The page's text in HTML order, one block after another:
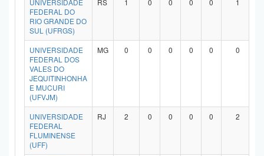
UNIVERSIDADE
FEDERAL DO
RIO GRANDE DO
SUL (UFRGS)
RS 1 0 0 0 0 1
UNIVERSIDADE
FEDERAL DOS
VALES DO
JEQUITINHONHA
E MUCURI
(UFVJM)
MG 0 0 0 0 0 0
UNIVERSIDADE
FEDERAL
FLUMINENSE
(UFF)
RJ 2 0 0 0 0 2